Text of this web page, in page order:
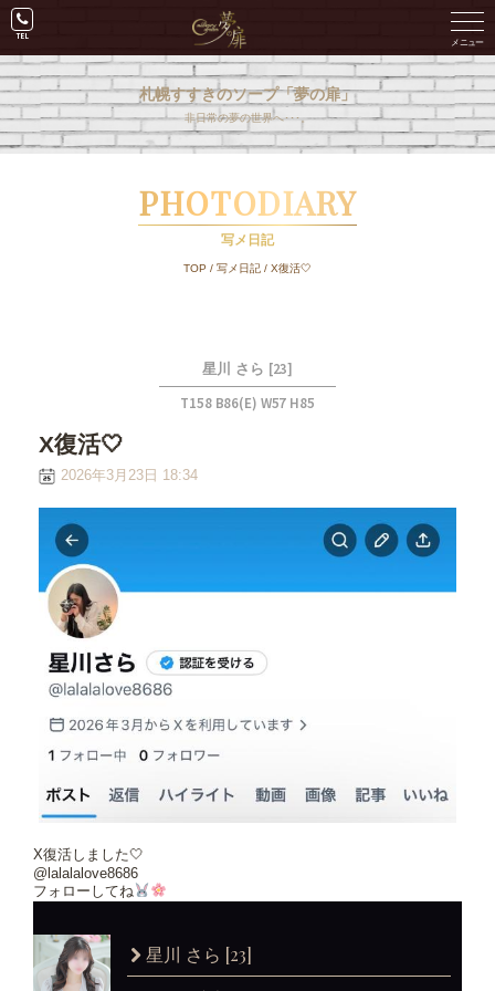
札幌すすきのソープ「夢の扉」
非日常の夢の世界へ･･･。
PHOTODIARY
写メ日記
TOP / 写メ日記 / X復活🤍
星川 さら [23]
T158 B86(E) W57 H85
X復活🤍
2026年3月23日 18:34
X復活しました🤍
@lalalalove8686
フォローしてね
星川 さら [23]